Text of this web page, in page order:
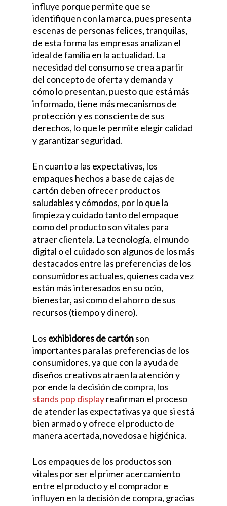
influye porque permite que se
identifiquen con la marca, pues presenta
escenas de personas felices, tranquilas,
de esta forma las empresas analizan el
ideal de familia en la actualidad. La
necesidad del consumo se crea a partir
del concepto de oferta y demanda y
cómo lo presentan, puesto que está más
informado, tiene más mecanismos de
protección y es consciente de sus
derechos, lo que le permite elegir calidad
y garantizar seguridad.
En cuanto a las expectativas, los
empaques hechos a base de cajas de
cartón deben ofrecer productos
saludables y cómodos, por lo que la
limpieza y cuidado tanto del empaque
como del producto son vitales para
atraer clientela. La tecnología, el mundo
digital o el cuidado son algunos de los más
destacados entre las preferencias de los
consumidores actuales, quienes cada vez
están más interesados en su ocio,
bienestar, así como del ahorro de sus
recursos (tiempo y dinero).
Los exhibidores de cartónson
importantes para las preferencias de los
consumidores, ya que con la ayuda de
diseños creativos atraen la atención y
por ende la decisión de compra, los
stands pop displayreafirman el proceso
de atender las expectativas ya que si está
bien armado y ofrece el producto de
manera acertada, novedosa e higiénica.
Los empaques de los productos son
vitales por ser el primer acercamiento
entre el producto y el comprador e
influyen en la decisión de compra, gracias